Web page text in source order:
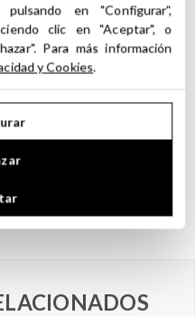
de uso de
y en perfumería.
y afección renal, epilepsia.
en "Configurar",
clic en "Aceptar", o
Para más información
y Cookies.